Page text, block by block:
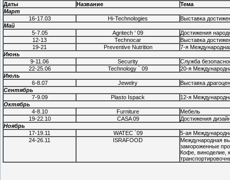
Даты Название
Тема
Март
16-17.03
Hi-Technologies
Выставка
Май
5-7.05
Agritech ‘ 09
Достижения
12-13
Technocar
Выставка
19-21
Preventive Nutrition
7-я
Июнь
9-11.06
Security
Служба
22-25.06
Technology ` 09
20-я
Июль
6-8.07
Jewelry
Выставка
Сентябрь
7-9.09
Plasto Ispack
12-я
Октябрь
4-8.10
Furniture
Мебель
19-22.10
CASA 09
Достижения
Ноябрь
17-19.11
WATEC `09
5-ая
24-26.11
ISRAFOOD
Международная
замороженные
Кофе, виноделие,